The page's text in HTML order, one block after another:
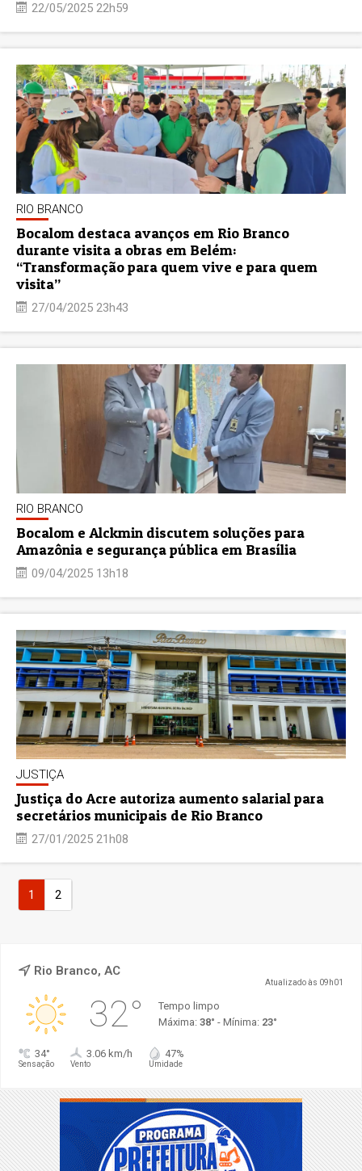
22/05/2025 22h59
RIO BRANCO
Bocalom destaca avanços em Rio Branco
durante visita a obras em Belém:
“Transformação para quem vive e para quem
visita”
27/04/2025 23h43
RIO BRANCO
Bocalom e Alckmin discutem soluções para
Amazônia e segurança pública em Brasília
09/04/2025 13h18
JUSTIÇA
Justiça do Acre autoriza aumento salarial para
secretários municipais de Rio Branco
27/01/2025 21h08
1 2
Rio Branco, AC
Atualizado às 09h01
32°
Tempo limpo
Máxima: 38° - Mínima: 23°
34°
Sensação
3.06 km/h
Vento
47%
Umidade